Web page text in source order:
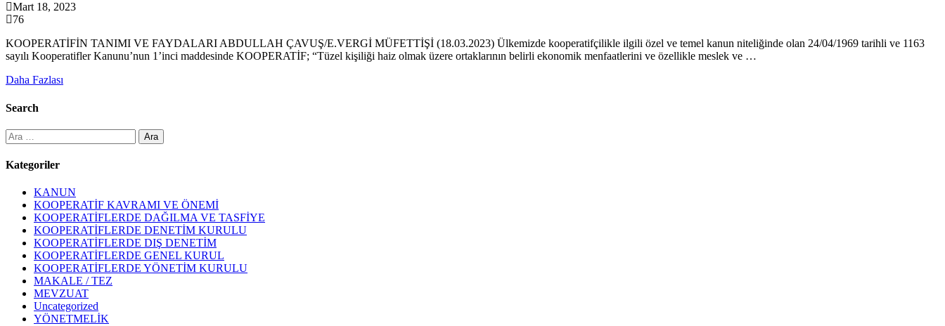
Mart 18, 2023
76
KOOPERATİFİN TANIMI VE FAYDALARI ABDULLAH ÇAVUŞ/E.VERGİ MÜFETTİŞİ (18.03.2023) Ülkemizde kooperatifçilikle ilgili özel ve temel kanun niteliğinde olan 24/04/1969 tarihli ve 1163
sayılı Kooperatifler Kanunu’nun 1’inci maddesinde KOOPERATİF; “Tüzel kişiliği haiz olmak üzere ortaklarının belirli ekonomik menfaatlerini ve özellikle meslek ve …
Daha Fazlası
Search
Arama:
Kategoriler
KANUN
KOOPERATİF KAVRAMI VE ÖNEMİ
KOOPERATİFLERDE DAĞILMA VE TASFİYE
KOOPERATİFLERDE DENETİM KURULU
KOOPERATİFLERDE DIŞ DENETİM
KOOPERATİFLERDE GENEL KURUL
KOOPERATİFLERDE YÖNETİM KURULU
MAKALE / TEZ
MEVZUAT
Uncategorized
YÖNETMELİK